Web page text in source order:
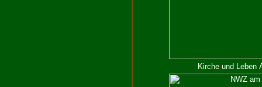
Kirche und Leben